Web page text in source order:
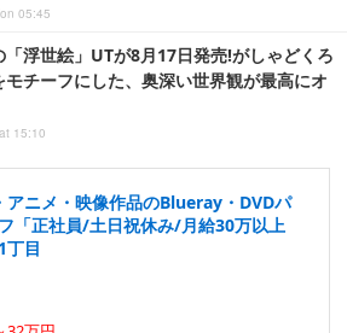
05:45
「浮世絵」UTが8月17日発売!がしゃどくろ
モチーフにした、奥深い世界観が最高にオ
15:10
アニメ・映像作品のBlueray・DVDパ
「正社員/土日祝休み/月給30万以上
丁目